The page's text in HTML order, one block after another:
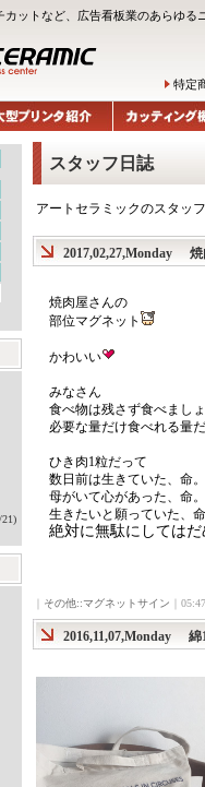
カットなど、広告看板業のあらゆる
特定
スタッフ日誌
アートセラミックのスタッ
2017,02,27,Monday
焼肉屋さんの
部位マグネット
かわいい
みなさん
食べ物は残さず食べまし
必要な量だけ食べれる量
ひき肉1粒だって
数日前は生きていた、命。
母がいて心があった、命。
生きたいと願っていた、
絶対に無駄にしてはだ
その他::マグネットサイン ｜
2016,11,07,Monday 綿